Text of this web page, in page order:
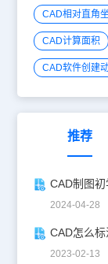
注通过保持特征
CAD弧长标注快
圆弧上的距离。
电缆的长度。为
长标注将显示一
示在标注文字的
第三个端点。按
介绍这些CAD标
可以持续关注浩
CAD相对直角
CAD计算面积
CAD软件创建
推荐
2024-04-28
2023-02-13